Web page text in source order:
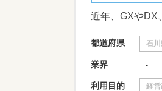
都道府県 石
業界 -
利用目的 経